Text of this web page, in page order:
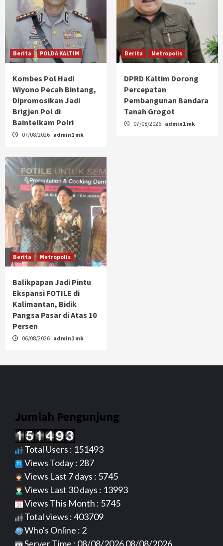
Berita POLDA KALTIM
Kombes Pol Hadi
Wiyono Pecah Bintang,
Dipromosikan Jadi
Brigjen Pol di
Baintelkam Polri
07/08/2026 admin1 mk
Berita Metropolis
DPRD Kaltim Dorong
Percepatan
Pembangunan Bandara
Tanah Grogot
07/08/2026 admin1 mk
Berita Metropolis
Balikpapan Jadi Pintu
Ekspansi FOTILE di
Kalimantan, Bidik
Pangsa Pasar di Atas 10
Persen
06/08/2026 admin1 mk
Jumlah Pengunjung
Total Users : 151493
Views Today : 287
Views Last 7 days : 5745
Views Last 30 days : 13993
Views This Month : 5745
Total views : 403709
Who's Online : 2
Server Time : 08/08/2026 08/08/2026